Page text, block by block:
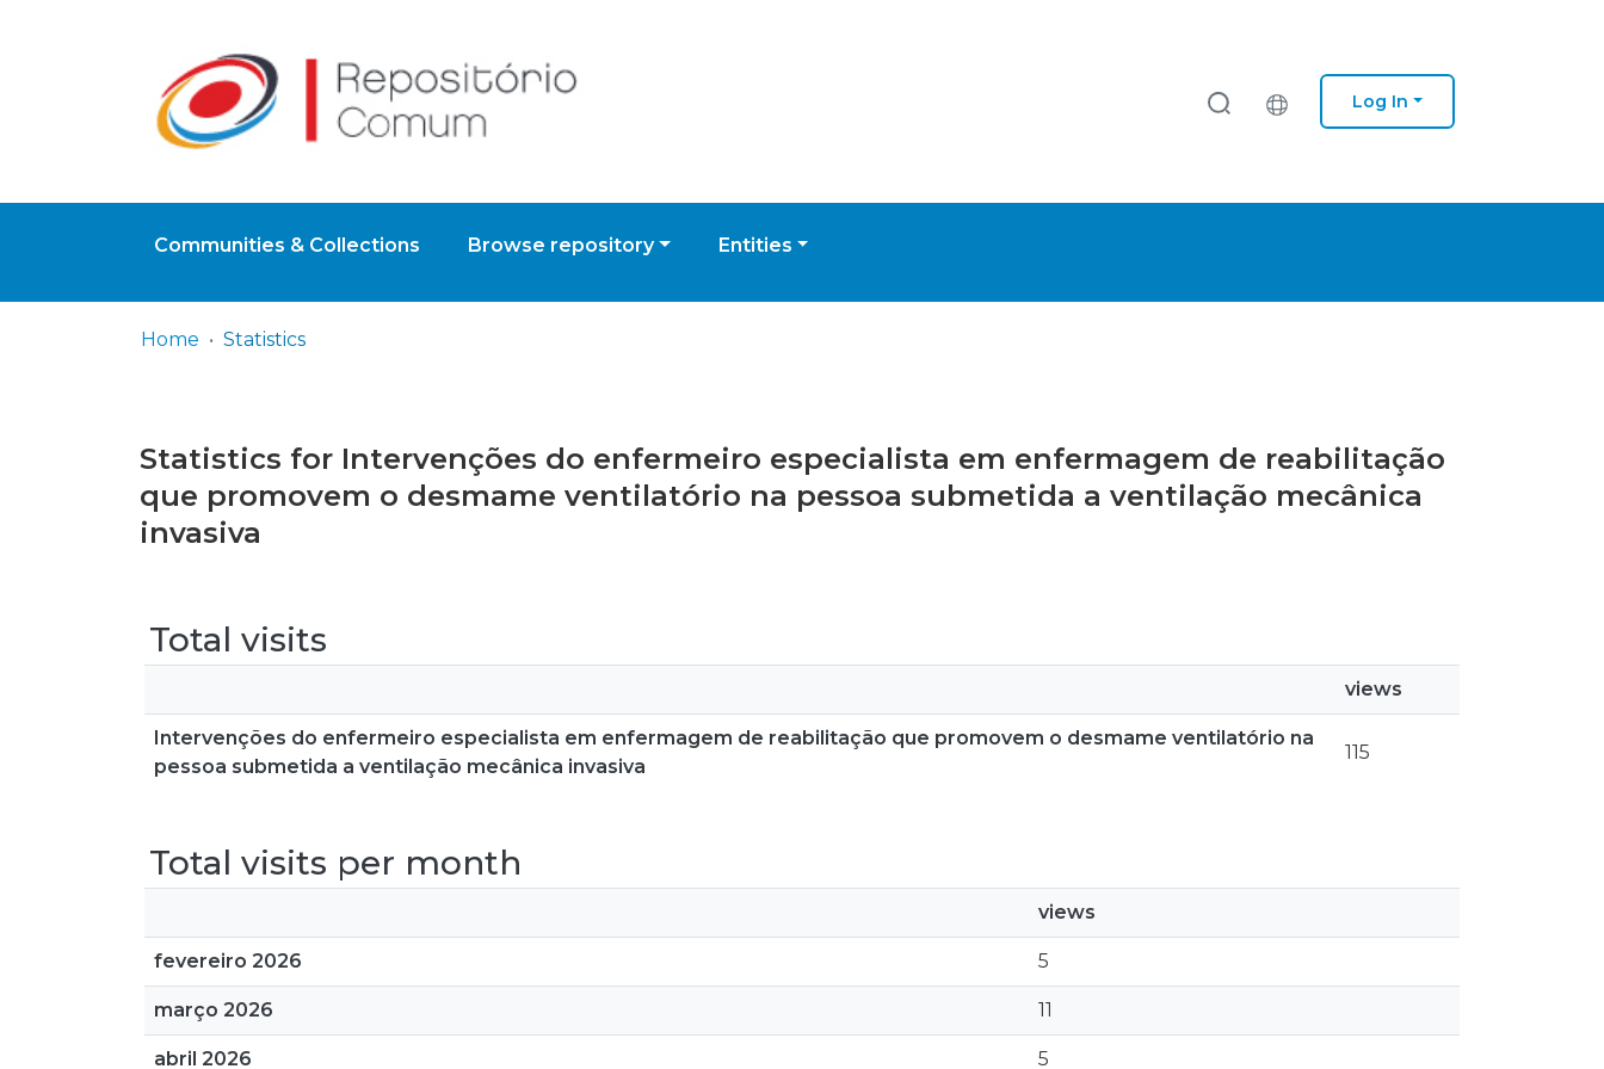
Log In
Communities & Collections Browse repository Entities
Home Statistics
Statistics for Intervenções do enfermeiro especialista em enfermagem de reabilitação
que promovem o desmame ventilatório na pessoa submetida a ventilação mecânica
invasiva
Total visits
views
Intervenções do enfermeiro especialista em enfermagem de reabilitação que promovem o desmame ventilatório na
pessoa submetida a ventilação mecânica invasiva
115
Total visits per month
views
fevereiro 2026 5
março 2026 11
abril 2026 5